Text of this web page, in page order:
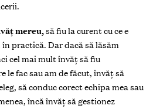
mereu,să fiu la curent cu ce e
în practică. Dar dacă să lăsăm
cel mai mult învăț să fiu
le fac sau am de făcut, învăț să
să conduc corect echipa mea sau
încă învăț să gestionez